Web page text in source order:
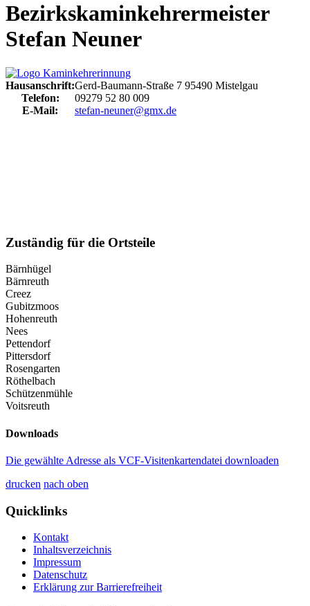
Bezirkskaminkehrermeister
Stefan Neuner
Hausanschrift:Gerd-Baumann-Straße 7 95490 Mistelgau
Telefon:
09279 52 80 009
E-Mail:
stefan-neuner@gmx.de
Zuständig für die Ortsteile
Bärnhügel
Bärnreuth
Creez
Gubitzmoos
Hohenreuth
Nees
Pettendorf
Pittersdorf
Rosengarten
Röthelbach
Schützenmühle
Voitsreuth
Downloads
Die gewählte Adresse als VCF-Visitenkartendatei downloaden
drucken nach oben
Quicklinks
Kontakt
Inhaltsverzeichnis
Impressum
Datenschutz
Erklärung zur Barrierefreiheit